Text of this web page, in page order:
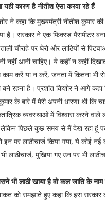
कारण है नीतीश ऐसा करवा रहे हैं
ने कहा कि मुख्यमंत्री नीतीश कुमार
है। सरकार ने एक फिक्स्ड पैरामीटर
चौराहे पर घेरो और लाठियों से
नहीं आनी चाहिए। ये कहीं न कहीं
करें या न करें, जनता में कितना भी
रहना है। प्रशांत किशोर ने आगे कहा
के बारे में मेरी अपनी धारणा थी कि
व्यवस्थाओं में विश्वास करने वाले
लेकिन पिछले कुछ समय से मैं देख रहा हूं
पर लाठीचार्ज किया गया, ये कोई
मुखिया गए उन पर भी
भी लाठी खाया है वो कल जाति के
को समझाते हुए कहा कि इस